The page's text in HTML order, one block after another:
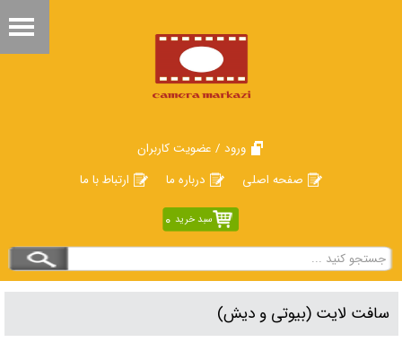
ورود / عضویت کاربران
صفحه اصلی
درباره ما ارتباط با ما
سبد خرید 0
سافت لایت (بیوتی و دیش)